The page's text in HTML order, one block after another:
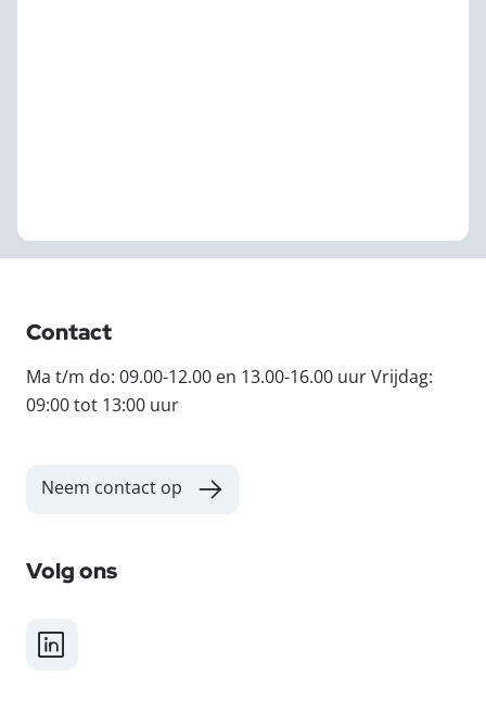
Contact
Ma t/m do: 09.00-12.00 en 13.00-16.00 uur Vrijdag:
09:00 tot 13:00 uur
Neem contact op
Volg ons
LinkedIn